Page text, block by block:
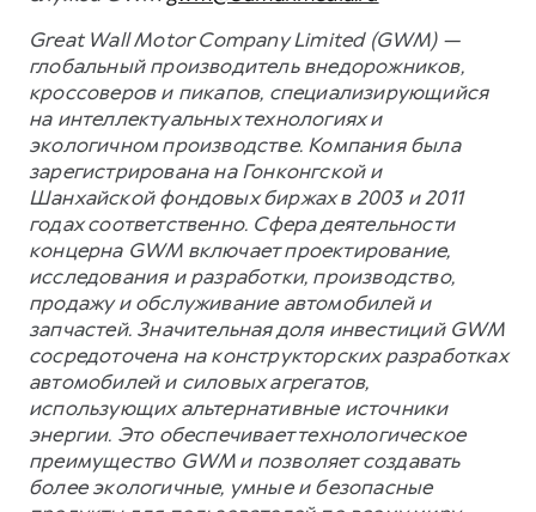
Great Wall Motor Company Limited (GWM) —
глобальный производитель внедорожников,
кроссоверов и пикапов, специализирующийся
на интеллектуальных технологиях и
экологичном производстве. Компания была
зарегистрирована на Гонконгской и
Шанхайской фондовых биржах в 2003 и 2011
годах соответственно. Сфера деятельности
концерна GWM включает проектирование,
исследования и разработки, производство,
продажу и обслуживание автомобилей и
запчастей. Значительная доля инвестиций GWM
сосредоточена на конструкторских разработках
автомобилей и силовых агрегатов,
использующих альтернативные источники
энергии. Это обеспечивает технологическое
преимущество GWM и позволяет создавать
более экологичные, умные и безопасные